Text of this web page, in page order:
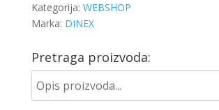
Kategorija: WEBSHOP
Marka: DINEX
Pretraga proizvoda: